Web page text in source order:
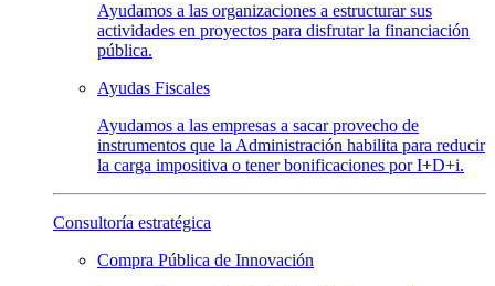
Ayudamos a las organizaciones a estructurar sus
actividades en proyectos para disfrutar la financiación
pública.
Ayudas Fiscales
Ayudamos a las empresas a sacar provecho de
instrumentos que la Administración habilita para reducir
la carga impositiva o tener bonificaciones por I+D+i.
Consultoría estratégica
Compra Pública de Innovación